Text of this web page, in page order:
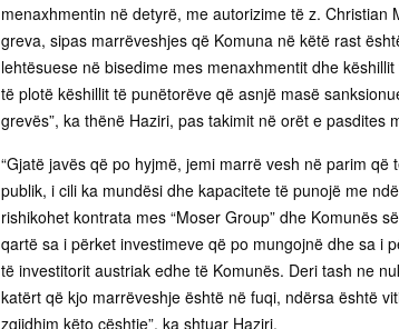
menaxhmentin në detyrë, me autorizime të z. Christian
greva, sipas marrëveshjes që Komuna në këtë rast
lehtësuese në bisedime mes menaxhmentit dhe
të plotë këshillit të punëtorëve që asnjë masë
grevës”, ka thënë Haziri, pas takimit në orët e pasdites
“Gjatë javës që po hyjmë, jemi marrë vesh në parim
publik, i cili ka mundësi dhe kapacitete të punojë me
rishikohet kontrata mes “Moser Group” dhe Komunës
qartë sa i përket investimeve që po mungojnë dhe sa i
të investitorit austriak edhe të Komunës. Deri tash ne
katërt që kjo marrëveshje është në fuqi, ndërsa është
zgjidhim këto çështje”, ka shtuar Haziri.